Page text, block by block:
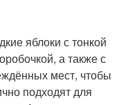
яблоки с тонкой
а также с
мест, чтобы
подходят для